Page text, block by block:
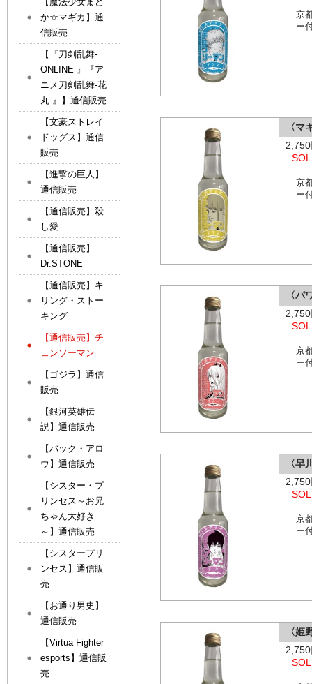
京
ー
〈
京
ー
〈
京
ー
〈
京
ー
〈
か☆マギカ】通
信販売
【『刀剣乱舞-
ONLINE-』『ア
ニメ刀剣乱舞-花
丸-』】通信販売
【文豪ストレイ
ドッグス】通信
販売
【進撃の巨人】
通信販売
【通信販売】殺
し愛
【通信販売】
Dr.STONE
【通信販売】キ
リング・ストー
キング
【通信販売】チ
ェンソーマン
【ゴジラ】通信
販売
【銀河英雄伝
説】通信販売
【バック・アロ
ウ】通信販売
【シスター・プ
リンセス～お兄
ちゃん大好き
～】通信販売
【シスタープリ
ンセス】通信販
売
【お通り男史】
通信販売
【Virtua Fighter
esports】通信販
売